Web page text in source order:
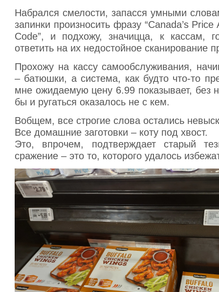
Набрался смелости, запасся умными
запинки произносить фразу “Canada’s
Code”, и подхожу, значицца, к кассам,
ответить на их недостойное сканирование
Прохожу на кассу самообслуживания,
– батюшки, а система, как будто что-то
мне ожидаемую цену 6.99 показывает, без
бы и ругаться оказалось не с кем.
Вобщем, все строгие слова остались
Все домашние заготовки – коту под хвост.
Это, впрочем, подтверждает старый
сражение – это то, которого удалось